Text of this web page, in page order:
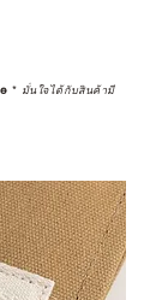
* มั่นใจได้กับสินค้ามี